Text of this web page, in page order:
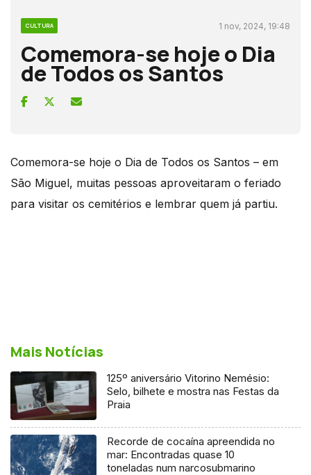
CULTURA 1 nov, 2024, 19:48
Comemora-se hoje o Dia
de Todos os Santos
Comemora-se hoje o Dia de Todos os Santos – em
São Miguel, muitas pessoas aproveitaram o feriado
para visitar os cemitérios e lembrar quem já partiu.
Mais Notícias
125º aniversário Vitorino Nemésio:
Selo, bilhete e mostra nas Festas da
Praia
Recorde de cocaína apreendida no
mar: Encontradas quase 10
toneladas num narcosubmarino